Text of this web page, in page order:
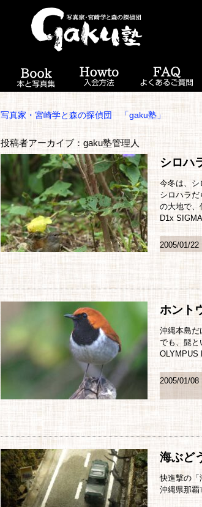
写真家・宮崎学と森の探偵団 「gaku塾」
投稿者アーカイブ：gaku塾管理人
シロハ
今冬は、シ
シロハラ
の大地で、
D1x
2005/01/22
ホント
沖縄本島だ
でも、髭と
OLYMPUS
2005/01/08
海ぶど
快進撃の「
沖縄県那覇